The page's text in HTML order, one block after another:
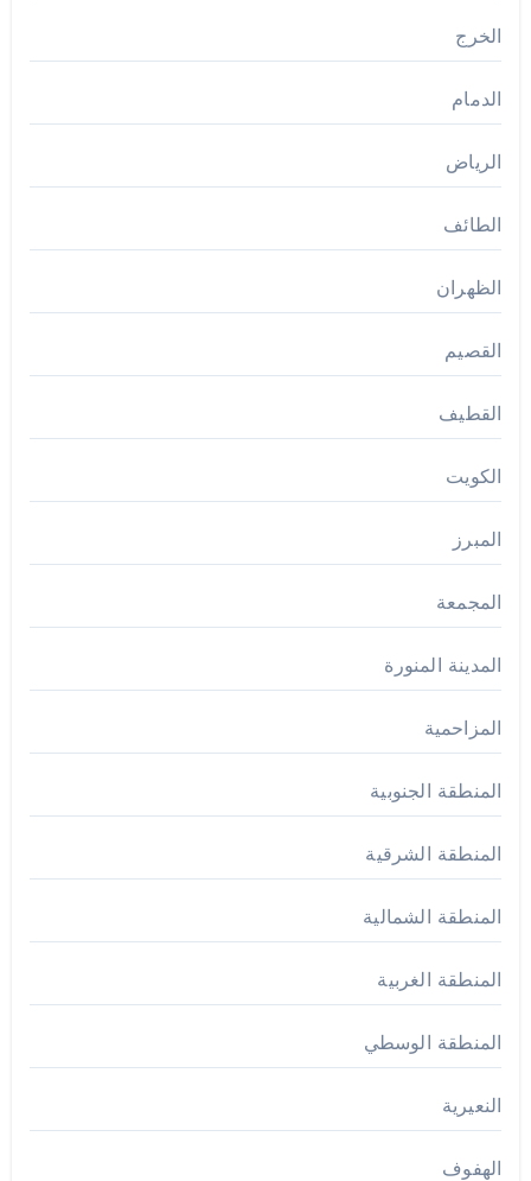
الخرج
الدمام
الرياض
الطائف
الظهران
القصيم
القطيف
الكويت
المبرز
المجمعة
المدينة المنورة
المزاحمية
المنطقة الجنوبية
المنطقة الشرقية
المنطقة الشمالية
المنطقة الغربية
المنطقة الوسطي
النعيرية
الهفوف